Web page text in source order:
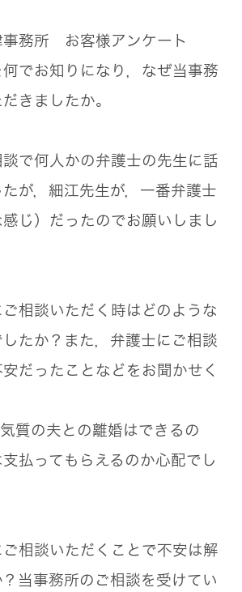
事務所 お客様アンケート
何でお知りになり，なぜ当事務
きましたか。
で何人かの弁護士の先生に話
が，細江先生が，一番弁護士
じ）だったのでお願いしまし
相談いただく時はどのような
たか？また，弁護士にご相談
だったことなどをお聞かせく
の夫との離婚はできるの
払ってもらえるのか心配でし
ご相談いただくことで不安は解
当事務所のご相談を受けてい